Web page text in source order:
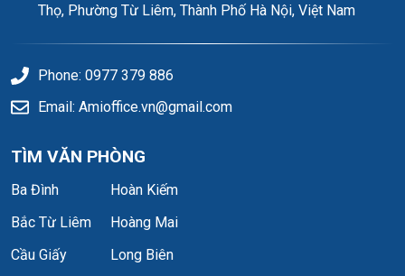
Thọ, Phường Từ Liêm, Thành Phố Hà Nội, Việt Nam
Phone: 0977 379 886
Email: Amioffice.vn@gmail.com
TÌM VĂN PHÒNG
Ba Đình
Bắc Từ Liêm
Cầu Giấy
Hoàn Kiếm
Hoàng Mai
Long Biên